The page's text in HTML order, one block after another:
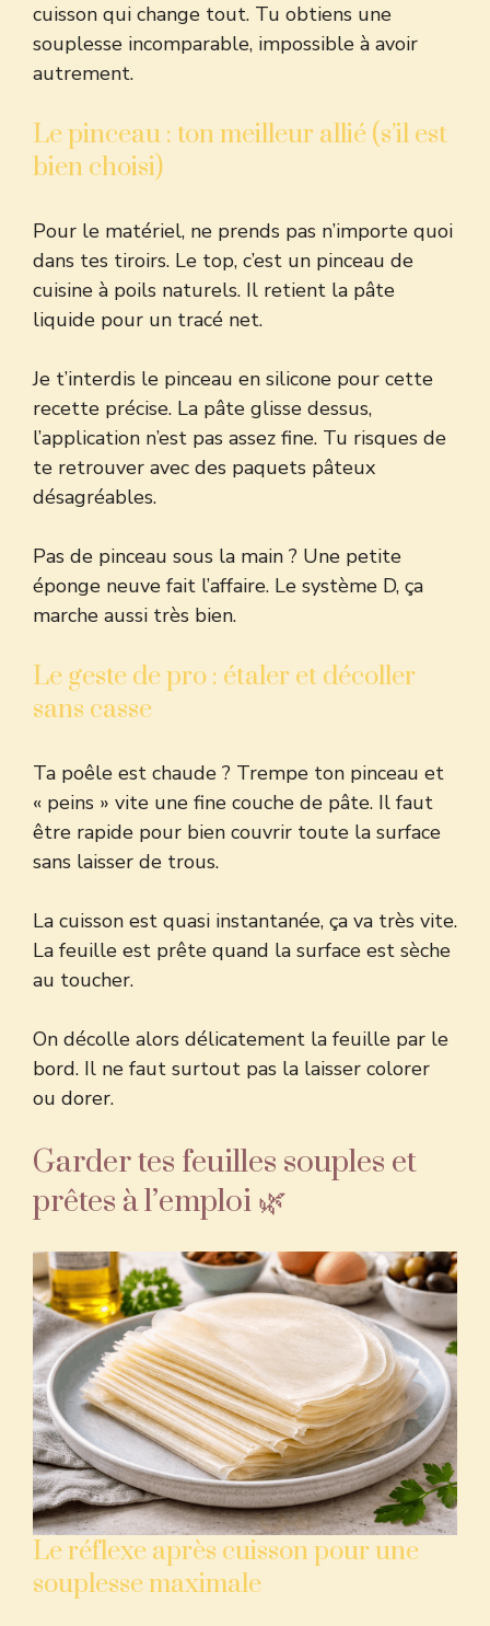
cuisson qui change tout. Tu obtiens une
souplesse incomparable, impossible à avoir
autrement.
Le pinceau : ton meilleur allié (s’il est
bien choisi)
Pour le matériel, ne prends pas n’importe quoi
dans tes tiroirs. Le top, c’est un pinceau de
cuisine à poils naturels. Il retient la pâte
liquide pour un tracé net.
Je t’interdis le pinceau en silicone pour cette
recette précise. La pâte glisse dessus,
l’application n’est pas assez fine. Tu risques de
te retrouver avec des paquets pâteux
désagréables.
Pas de pinceau sous la main ? Une petite
éponge neuve fait l’affaire. Le système D, ça
marche aussi très bien.
Le geste de pro : étaler et décoller
sans casse
Ta poêle est chaude ? Trempe ton pinceau et
« peins » vite une fine couche de pâte. Il faut
être rapide pour bien couvrir toute la surface
sans laisser de trous.
La cuisson est quasi instantanée, ça va très vite.
La feuille est prête quand la surface est sèche
au toucher.
On décolle alors délicatement la feuille par le
bord. Il ne faut surtout pas la laisser colorer
ou dorer.
Garder tes feuilles souples et
prêtes à l’emploi 🌿
Le réflexe après cuisson pour une
souplesse maximale